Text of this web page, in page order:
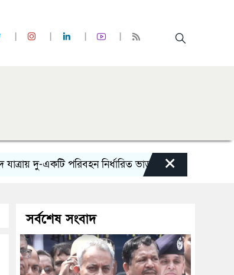
দু-একটি পরিবহন নির্ধারিত ভাড়ার চেয়েও কম নিচ্ছে’
×
সর্বশেষ সংবাদ